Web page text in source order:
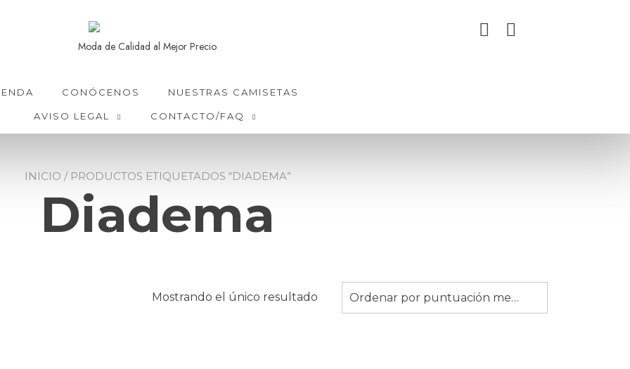
Moda de Calidad al Mejor Precio
CONÓCENOS NUESTRAS CAMISETAS
AVISO LEGAL CONTACTO/FAQ
INICIO / PRODUCTOS ETIQUETADOS “DIADEMA”
Diadema
Mostrando el único resultado Ordenar por puntuación media